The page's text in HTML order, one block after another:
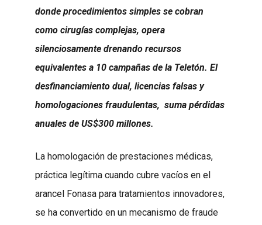
donde procedimientos simples se cobran
como cirugías complejas, opera
silenciosamente drenando recursos
equivalentes a 10 campañas de la Teletón. El
desfinanciamiento dual, licencias falsas y
homologaciones fraudulentas, suma pérdidas
anuales de US$300 millones.
La homologación de prestaciones médicas,
práctica legítima cuando cubre vacíos en el
arancel Fonasa para tratamientos innovadores,
se ha convertido en un mecanismo de fraude